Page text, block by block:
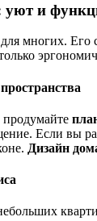
и
многих. Его
Если вы
Дизайн